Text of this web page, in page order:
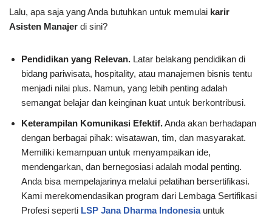
Lalu, apa saja yang Anda butuhkan untuk memulai karir
Asisten Manajer di sini?
Pendidikan yang Relevan. Latar belakang pendidikan di
bidang pariwisata, hospitality, atau manajemen bisnis tentu
menjadi nilai plus. Namun, yang lebih penting adalah
semangat belajar dan keinginan kuat untuk berkontribusi.
Keterampilan Komunikasi Efektif.Anda akan berhadapan
dengan berbagai pihak: wisatawan, tim, dan masyarakat.
Memiliki kemampuan untuk menyampaikan ide,
mendengarkan, dan bernegosiasi adalah modal penting.
Anda bisa mempelajarinya melalui pelatihan bersertifikasi.
Kami merekomendasikan program dari Lembaga Sertifikasi
Profesi seperti LSP Jana Dharma Indonesiauntuk